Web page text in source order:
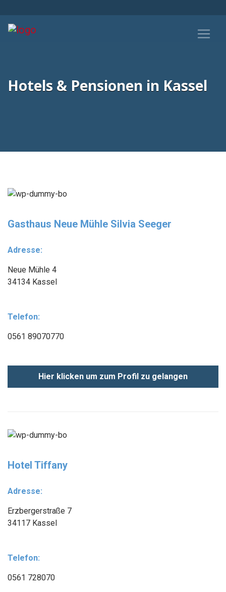
Hotels & Pensionen in Kassel
Gasthaus Neue Mühle Silvia Seeger
Adresse:
Neue Mühle 4
34134 Kassel
Telefon:
0561 89070770
Hier klicken um zum Profil zu gelangen
Hotel Tiffany
Adresse:
Erzbergerstraße 7
34117 Kassel
Telefon:
0561 728070